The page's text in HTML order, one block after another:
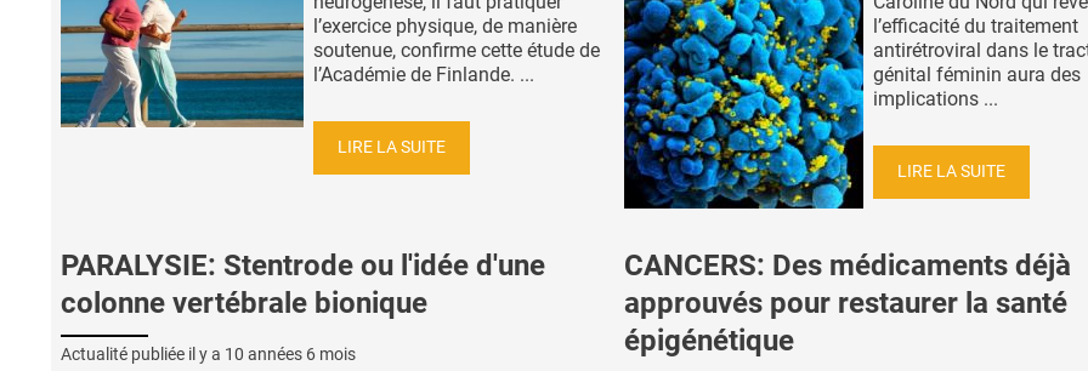
l’exercice physique, de manière
soutenue, confirme cette étude de
l’Académie de Finlande. ...
LIRE LA SUITE
l’efficacité du traitement
antirétroviral dans le
génital féminin aura des
implications ...
LIRE LA SUITE
PARALYSIE: Stentrode ou l'idée d'une
colonne vertébrale bionique
Actualité publiée il y a 10 années 6 mois
CANCERS: Des médicaments déjà
approuvés pour restaurer la santé
épigénétique